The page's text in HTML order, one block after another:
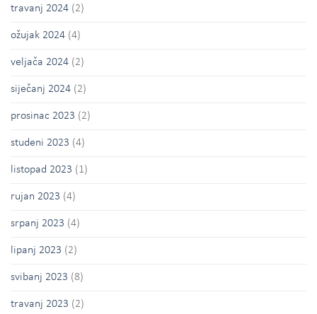
travanj 2024 (2)
ožujak 2024 (4)
veljača 2024 (2)
siječanj 2024 (2)
prosinac 2023 (2)
studeni 2023 (4)
listopad 2023 (1)
rujan 2023 (4)
srpanj 2023 (4)
lipanj 2023 (2)
svibanj 2023 (8)
travanj 2023 (2)